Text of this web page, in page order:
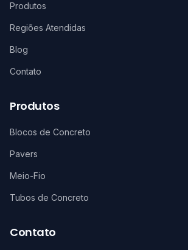
Produtos
Regiões Atendidas
Blog
Contato
Produtos
Blocos de Concreto
Pavers
Meio-Fio
Tubos de Concreto
Contato